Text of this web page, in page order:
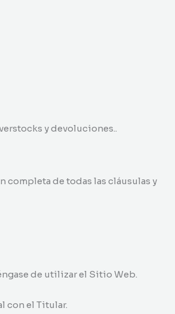
y devoluciones..
de todas las cláusulas y
de utilizar el Sitio Web.
con el Titular.